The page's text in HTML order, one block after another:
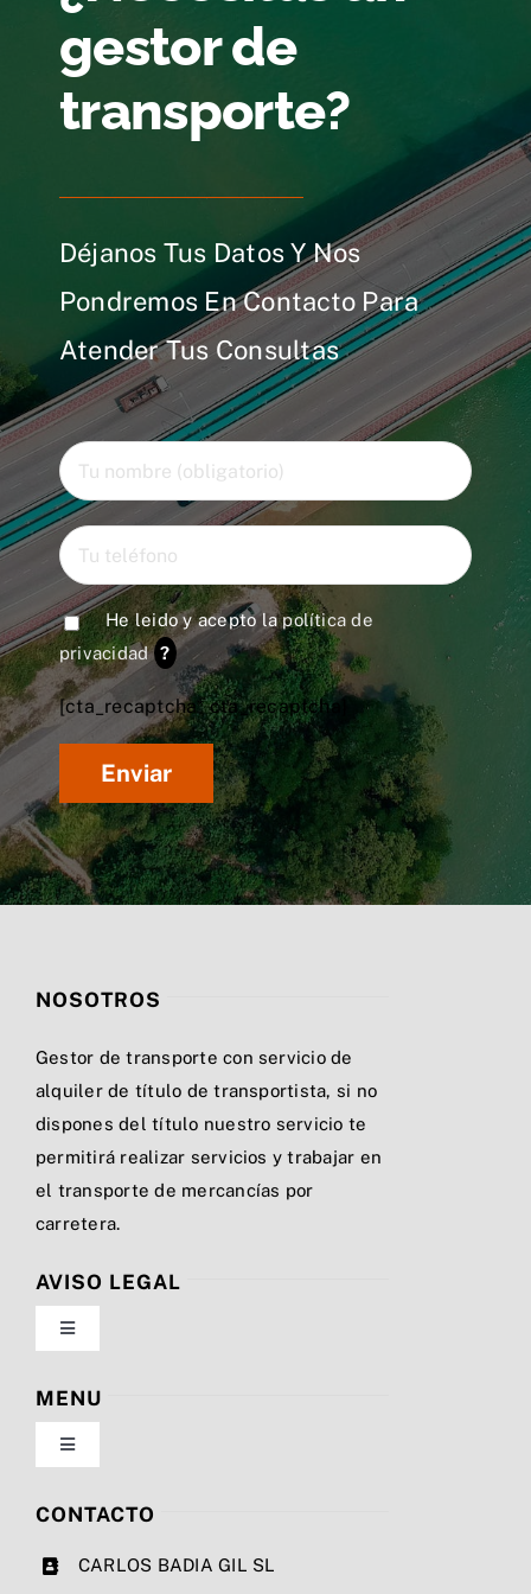
gestor de
transporte?
Déjanos Tus Datos Y Nos
Pondremos En Contacto Para
Atender Tus Consultas
He leido y acepto lapolítica de
privacidad ?
[cta_recaptcha* cta_recaptcha]
NOSOTROS
Gestor de transporte con servicio de
alquiler de título de transportista, si no
dispones del título nuestro servicio te
permitirá realizar servicios y trabajar en
el transporte de mercancías por
carretera.
AVISO LEGAL
Toggle
Navigation
Política de privacidad
Condiciones de uso
MENU
Toggle
Navigation
Nosotros
CONTACTO
CARLOS BADIA GIL SL